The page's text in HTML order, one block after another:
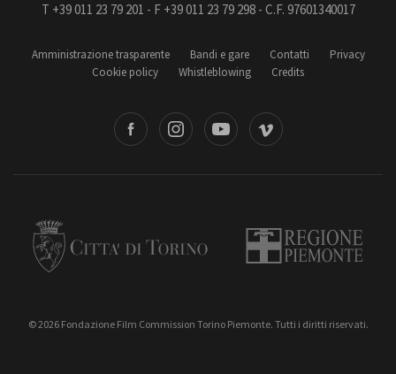
T +39 011 23 79 201 - F +39 011 23 79 298 - C.F. 97601340017
Amministrazione trasparente Bandi e gare Contatti
Privacy
Cookie policy
Whistleblowing Credits
Vimeo
Regione Piemonte
© 2026 Fondazione Film Commission Torino Piemonte. Tutti i diritti riservati.